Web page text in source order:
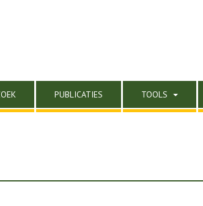
PUBLICATIES TOOLS